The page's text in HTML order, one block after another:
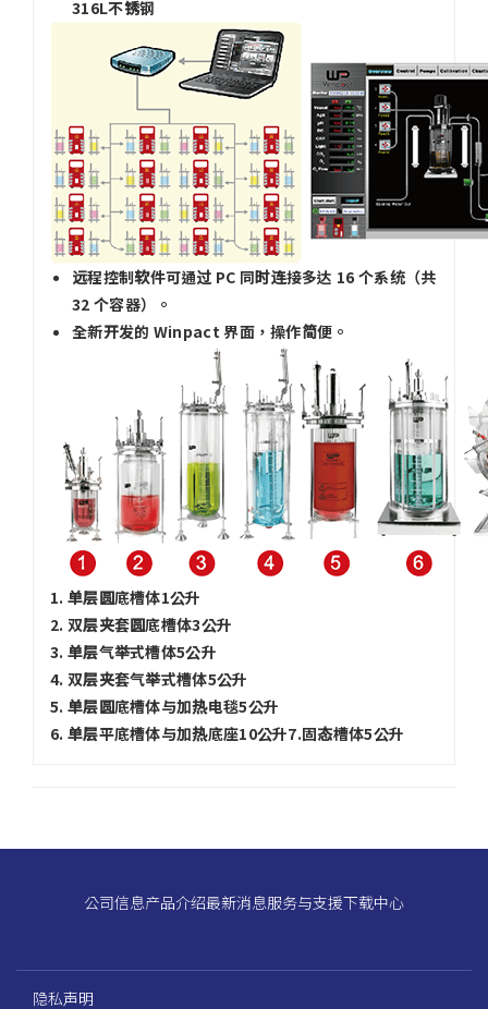
316L不锈钢
远程控制软件可通过 PC 同时连接多达 16 个系统（共
32 个容器）。
全新开发的 Winpact 界面，操作简便。
1. 单层圆底槽体1公升
2. 双层夹套圆底槽体3公升
3. 单层气举式槽体5公升
4. 双层夹套气举式槽体5公升
5. 单层圆底槽体与加热电毯5公升
6. 单层平底槽体与加热底座10公升7.固态槽体5公升
公司信息产品介绍最新消息服务与支援下载中心
隐私声明